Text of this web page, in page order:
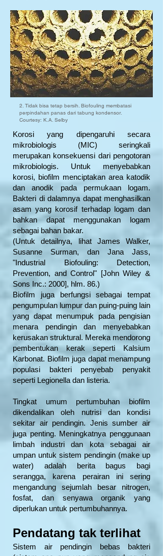
2. Tidak bisa tetap bersih. Biofouling membatasi
perpindahan panas dari tabung kondensor.
Courtesy: K.A. Selby
Korosi yang dipengaruhi secara
mikrobiologis (MIC) seringkali
merupakan konsekuensi dari pengotoran
mikrobiologis. Untuk menyebabkan
korosi, biofilm menciptakan area katodik
dan anodik pada permukaan logam.
Bakteri di dalamnya dapat menghasilkan
asam yang korosif terhadap logam dan
bahkan dapat menggunakan logam
sebagai bahan bakar.
(Untuk detailnya, lihat James Walker,
Susanne Surman, dan Jana Jass,
"Industrial Biofouling: Detection,
Prevention, and Control" [John Wiley &
Sons Inc.: 2000], hlm. 86.)
Biofilm juga berfungsi sebagai tempat
pengumpulan lumpur dan puing-puing lain
yang dapat menumpuk pada pengisian
menara pendingin dan menyebabkan
kerusakan struktural. Mereka mendorong
pembentukan kerak seperti Kalsium
Karbonat. Biofilm juga dapat menampung
populasi bakteri penyebab penyakit
seperti Legionella dan listeria.
Tingkat umum pertumbuhan biofilm
dikendalikan oleh nutrisi dan kondisi
sekitar air pendingin. Jenis sumber air
juga penting. Meningkatnya penggunaan
limbah industri dan kota sebagai air
umpan untuk sistem pendingin (make up
water) adalah berita bagus bagi
serangga, karena perairan ini sering
mengandung sejumlah besar nitrogen,
fosfat, dan senyawa organik yang
diperlukan untuk pertumbuhannya.
Pendatang tak terlihat
Sistem air pendingin bebas bakteri